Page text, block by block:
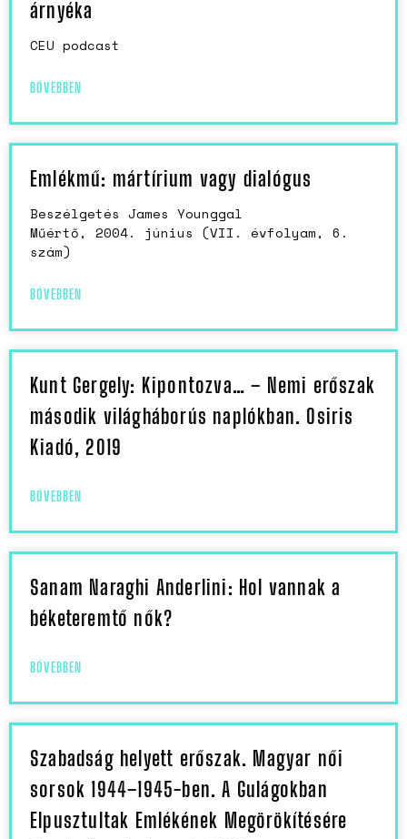
árnyéka
CEU podcast
BŐVEBBEN
Emlékmű: mártírium vagy dialógus
Beszélgetés James Younggal
Műértő, 2004. június (VII. évfolyam, 6.
szám)
BŐVEBBEN
Kunt Gergely: Kipontozva… – Nemi erőszak
második világháborús naplókban. Osiris
Kiadó, 2019
BŐVEBBEN
Sanam Naraghi Anderlini: Hol vannak a
béketeremtő nők?
BŐVEBBEN
Szabadság helyett erőszak. Magyar női
sorsok 1944–1945-ben. A Gulágokban
Elpusztultak Emlékének Megörökítésére